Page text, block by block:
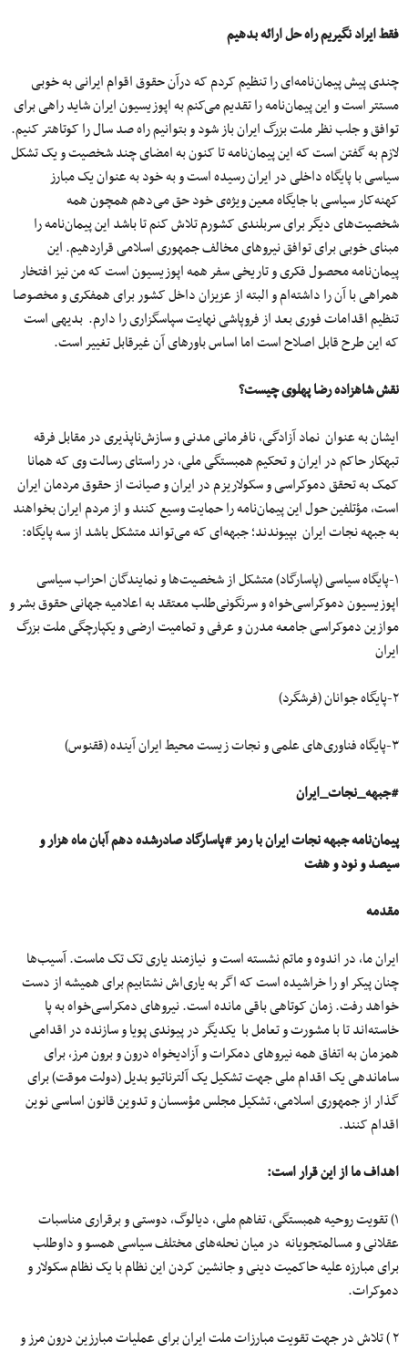
فقط ایراد نگیریم راه حل ارائه بدهیم
چندی پیش پیمان‌نامه‌ای را تنظیم کردم که درآن حقوق اقوام ایرانی به خوبی
مستتر است و این پیمان‌نامه را تقدیم می‌کنم به اپوزیسیون ایران شاید راهی برای
توافق و جلب نظر ملت بزرگ ایران باز شود و بتوانیم راه صد سال را کوتاهتر کنیم.
لازم به گفتن است که این پیمان‌نامه تا کنون به امضای چند شخصیت و یک تشکل
سیاسی با پایگاه داخلی در ایران رسیده است و به خود به عنوان یک مبارز
کهنه‌کار سیاسی با جایگاه معین ویژه‌ی خود حق می‌دهم همچون همه
شخصیت‌های دیگر برای سربلندی کشورم تلاش کنم تا باشد این پیمان‌نامه را
مبنای خوبی برای توافق نیروهای مخالف جمهوری اسلامی قراردهیم. این
پیمان‌نامه محصول فکری و تاریخی سفر همه اپوزیسیون است که من نیز افتخار
همراهی با آن را داشته‌ام و البته از عزیزان داخل کشور برای همفکری و مخصوصا
تنظیم اقدامات فوری بعد از فروپاشی نهایت سپاسگزاری را دارم. بدیهی است
که این طرح قابل اصلاح است اما اساس باورهای آن غیرقابل تغییر است.
نقش شاهزاده رضا پهلوی چیست؟
ایشان به عنوان نماد آزادگی، نافرمانی مدنی و سازش‌ناپذیری در مقابل فرقه
تبهکار حاکم در ایران و تحکیم همبستگی ملی، در راستای رسالت وی که همانا
کمک به تحقق دموکراسی و سکولاریزم در ایران و صیانت از حقوق مردمان ایران
است، مؤتلفین حول این پیمان‌نامه را حمایت وسیع کنند و از مردم ایران بخواهند
به جبهه نجات ایران بپیوندند؛ جبهه‌ای که می‌تواند متشکل باشد از سه پایگاه:
۱-پایگاه سیاسی (پاسارگاد) متشکل از شخصیت‌ها و نمایندگان احزاب سیاسی
اپوزیسیون دموکراسی‌خواه و سرنگونی‌طلب معتقد به اعلامیه جهانی حقوق بشر و
موازین دموکراسی جامعه مدرن و عرفی و تمامیت ارضی و یکپارچگی ملت بزرگ
ایران
۲-پایگاه جوانان (فرشگرد)
۳-پایگاه فناوری‌های علمی و نجات زیست محیط ایران آینده (ققنوس)
#جبهه_نجات_ایران
پیمان‌نامه جبهه نجات ایران با رمز #پاسارگاد صادرشده دهم آبان ماه هزار و
سیصد و نود و هفت
مقدمه
ایران ما، در اندوه و ماتم نشسته است و نیازمند یاری تک تک ماست. آسیب‌ها
چنان پیکر او را خراشیده است که اگر به یاری‌اش نشتابیم برای همیشه از دست
خواهد رفت. زمان کوتاهی باقی مانده است. نیروهای دمکراسی‌خواه به پا
خاسته‌اند تا با مشورت و تعامل با یکدیگر در پیوندی پویا و سازنده در اقدامی
همزمان به اتفاق همه نیروهای دمکرات و آزادیخواه درون و برون مرز، برای
ساماندهی یک اقدام ملی جهت تشکیل یک آلترناتیو بدیل (دولت موقت) برای
گذار از جمهوری اسلامی، تشکیل مجلس مؤسسان و تدوین قانون اساسی نوین
اقدام کنند.
اهداف ما از این قرار است:
۱) تقویت روحیه همبستگی، تفاهم ملی، دیالوگ، دوستی و برقراری مناسبات
عقلانی و مسالمتجویانه در میان نحله‌های مختلف سیاسی همسو و داوطلب
برای مبارزه علیه حاکمیت دینی و جانشین کردن این نظام با یک نظام سکولار و
دموکرات.
۲ ) تلاش در جهت تقویت مبارزات ملت ایران برای عملیات مبارزین درون مرز و